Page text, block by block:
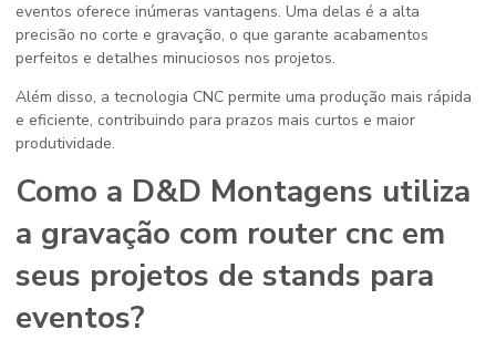
eventos oferece inúmeras vantagens. Uma delas é a alta
precisão no corte e gravação, o que garante acabamentos
perfeitos e detalhes minuciosos nos projetos.
Além disso, a tecnologia CNC permite uma produção mais rápida
e eficiente, contribuindo para prazos mais curtos e maior
produtividade.
Como a D&D Montagens utiliza
a gravação com router cnc em
seus projetos de stands para
eventos?